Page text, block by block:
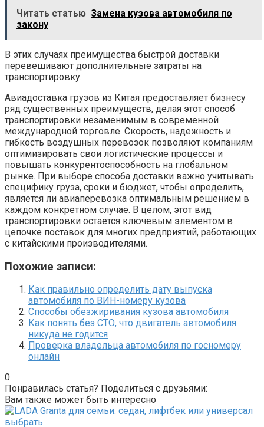
Читать статью Замена кузова автомобиля по
закону
В этих случаях преимущества быстрой доставки
перевешивают дополнительные затраты на
транспортировку.
Авиадоставка грузов из Китая предоставляет бизнесу
ряд существенных преимуществ, делая этот способ
транспортировки незаменимым в современной
международной торговле. Скорость, надежность и
гибкость воздушных перевозок позволяют компаниям
оптимизировать свои логистические процессы и
повышать конкурентоспособность на глобальном
рынке. При выборе способа доставки важно учитывать
специфику груза, сроки и бюджет, чтобы определить,
является ли авиаперевозка оптимальным решением в
каждом конкретном случае. В целом, этот вид
транспортировки остается ключевым элементом в
цепочке поставок для многих предприятий, работающих
с китайскими производителями.
Похожие записи:
Как правильно определить дату выпуска
автомобиля по ВИН-номеру кузова
Способы обезжиривания кузова автомобиля
Как понять без СТО, что двигатель автомобиля
никуда не годится
Проверка владельца автомобиля по госномеру
онлайн
0
Понравилась статья? Поделиться с друзьями:
Вам также может быть интересно